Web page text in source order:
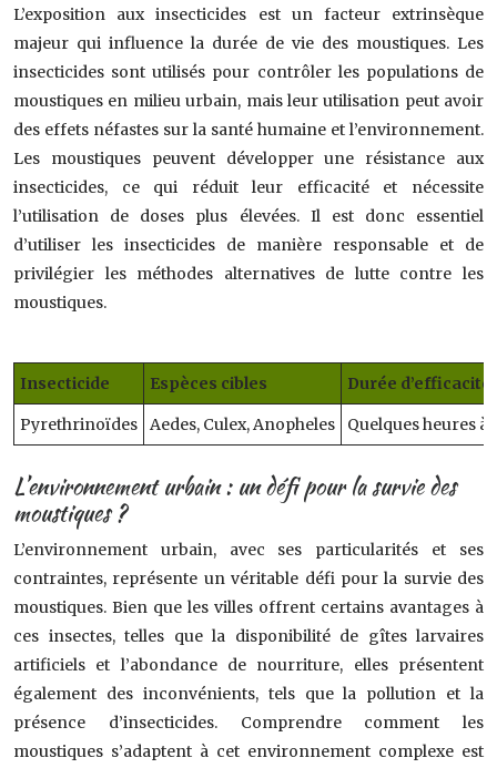
L’exposition aux insecticides est un facteur extrinsèque
majeur qui influence la durée de vie des moustiques. Les
insecticides sont utilisés pour contrôler les populations de
moustiques en milieu urbain, mais leur utilisation peut avoir
des effets néfastes sur la santé humaine et l’environnement.
Les moustiques peuvent développer une résistance aux
insecticides, ce qui réduit leur efficacité et nécessite
l’utilisation de doses plus élevées. Il est donc essentiel
d’utiliser les insecticides de manière responsable et de
privilégier les méthodes alternatives de lutte contre les
moustiques.
Insecticide Espèces cibles Durée d’efficacité
Pyrethrinoïdes Aedes, Culex, Anopheles Quelques heures à
L’environnement urbain : un défi pour la survie des
moustiques ?
L’environnement urbain, avec ses particularités et ses
contraintes, représente un véritable défi pour la survie des
moustiques. Bien que les villes offrent certains avantages à
ces insectes, telles que la disponibilité de gîtes larvaires
artificiels et l’abondance de nourriture, elles présentent
également des inconvénients, tels que la pollution et la
présence d’insecticides. Comprendre comment les
moustiques s’adaptent à cet environnement complexe est